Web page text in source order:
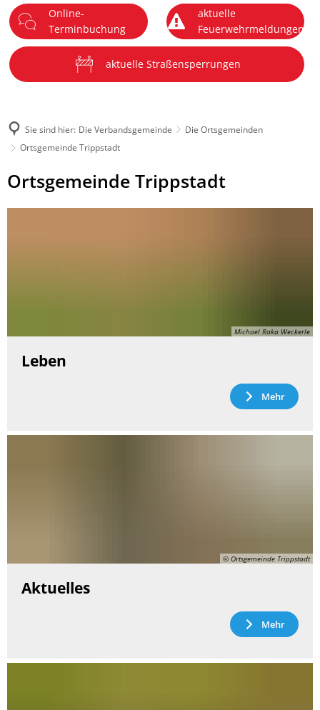
Menü
Online-
Terminbuchung
aktuelle
Feuerwehrmeldungen
aktuelle Straßensperrungen
Sie sind hier: Die Verbandsgemeinde
Die Ortsgemeinden
Ortsgemeinde Trippstadt
Ortsgemeinde
Trippstadt
Ortsgemeinde Trippstadt
Michael Raka Weckerle
Leben
Mehr
© Ortsgemeinde Trippstadt
Aktuelles
Mehr